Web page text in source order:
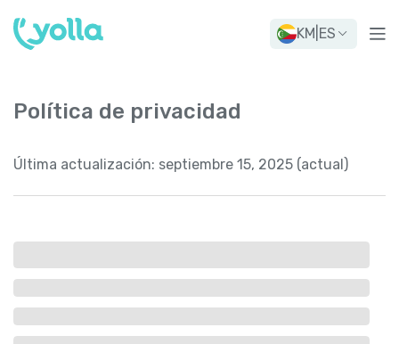
KM ES
Política de privacidad
Última actualización: septiembre 15, 2025 (actual)